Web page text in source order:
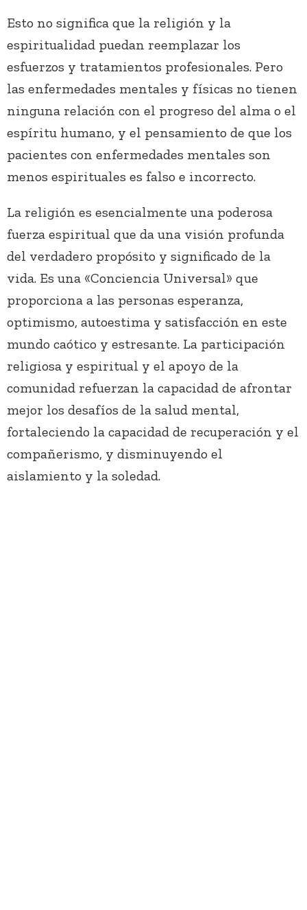
Esto no significa que la religión y la
espiritualidad puedan reemplazar los
esfuerzos y tratamientos profesionales. Pero
las enfermedades mentales y físicas no tienen
ninguna relación con el progreso del alma o el
espíritu humano, y el pensamiento de que los
pacientes con enfermedades mentales son
menos espirituales es falso e incorrecto.
La religión es esencialmente una poderosa
fuerza espiritual que da una visión profunda
del verdadero propósito y significado de la
vida. Es una «Conciencia Universal» que
proporciona a las personas esperanza,
optimismo, autoestima y satisfacción en este
mundo caótico y estresante. La participación
religiosa y espiritual y el apoyo de la
comunidad refuerzan la capacidad de afrontar
mejor los desafíos de la salud mental,
fortaleciendo la capacidad de recuperación y el
compañerismo, y disminuyendo el
aislamiento y la soledad.